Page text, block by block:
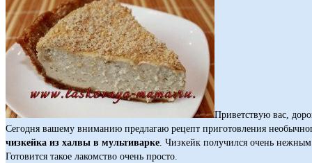
Приветствую вас,
Сегодня вашему вниманию предлагаю рецепт приготовления
чизкейка из халвы в мультиварке. Чизкейк получился очень
Готовится такое лакомство очень просто.